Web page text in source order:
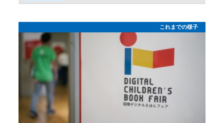
これまでの様子